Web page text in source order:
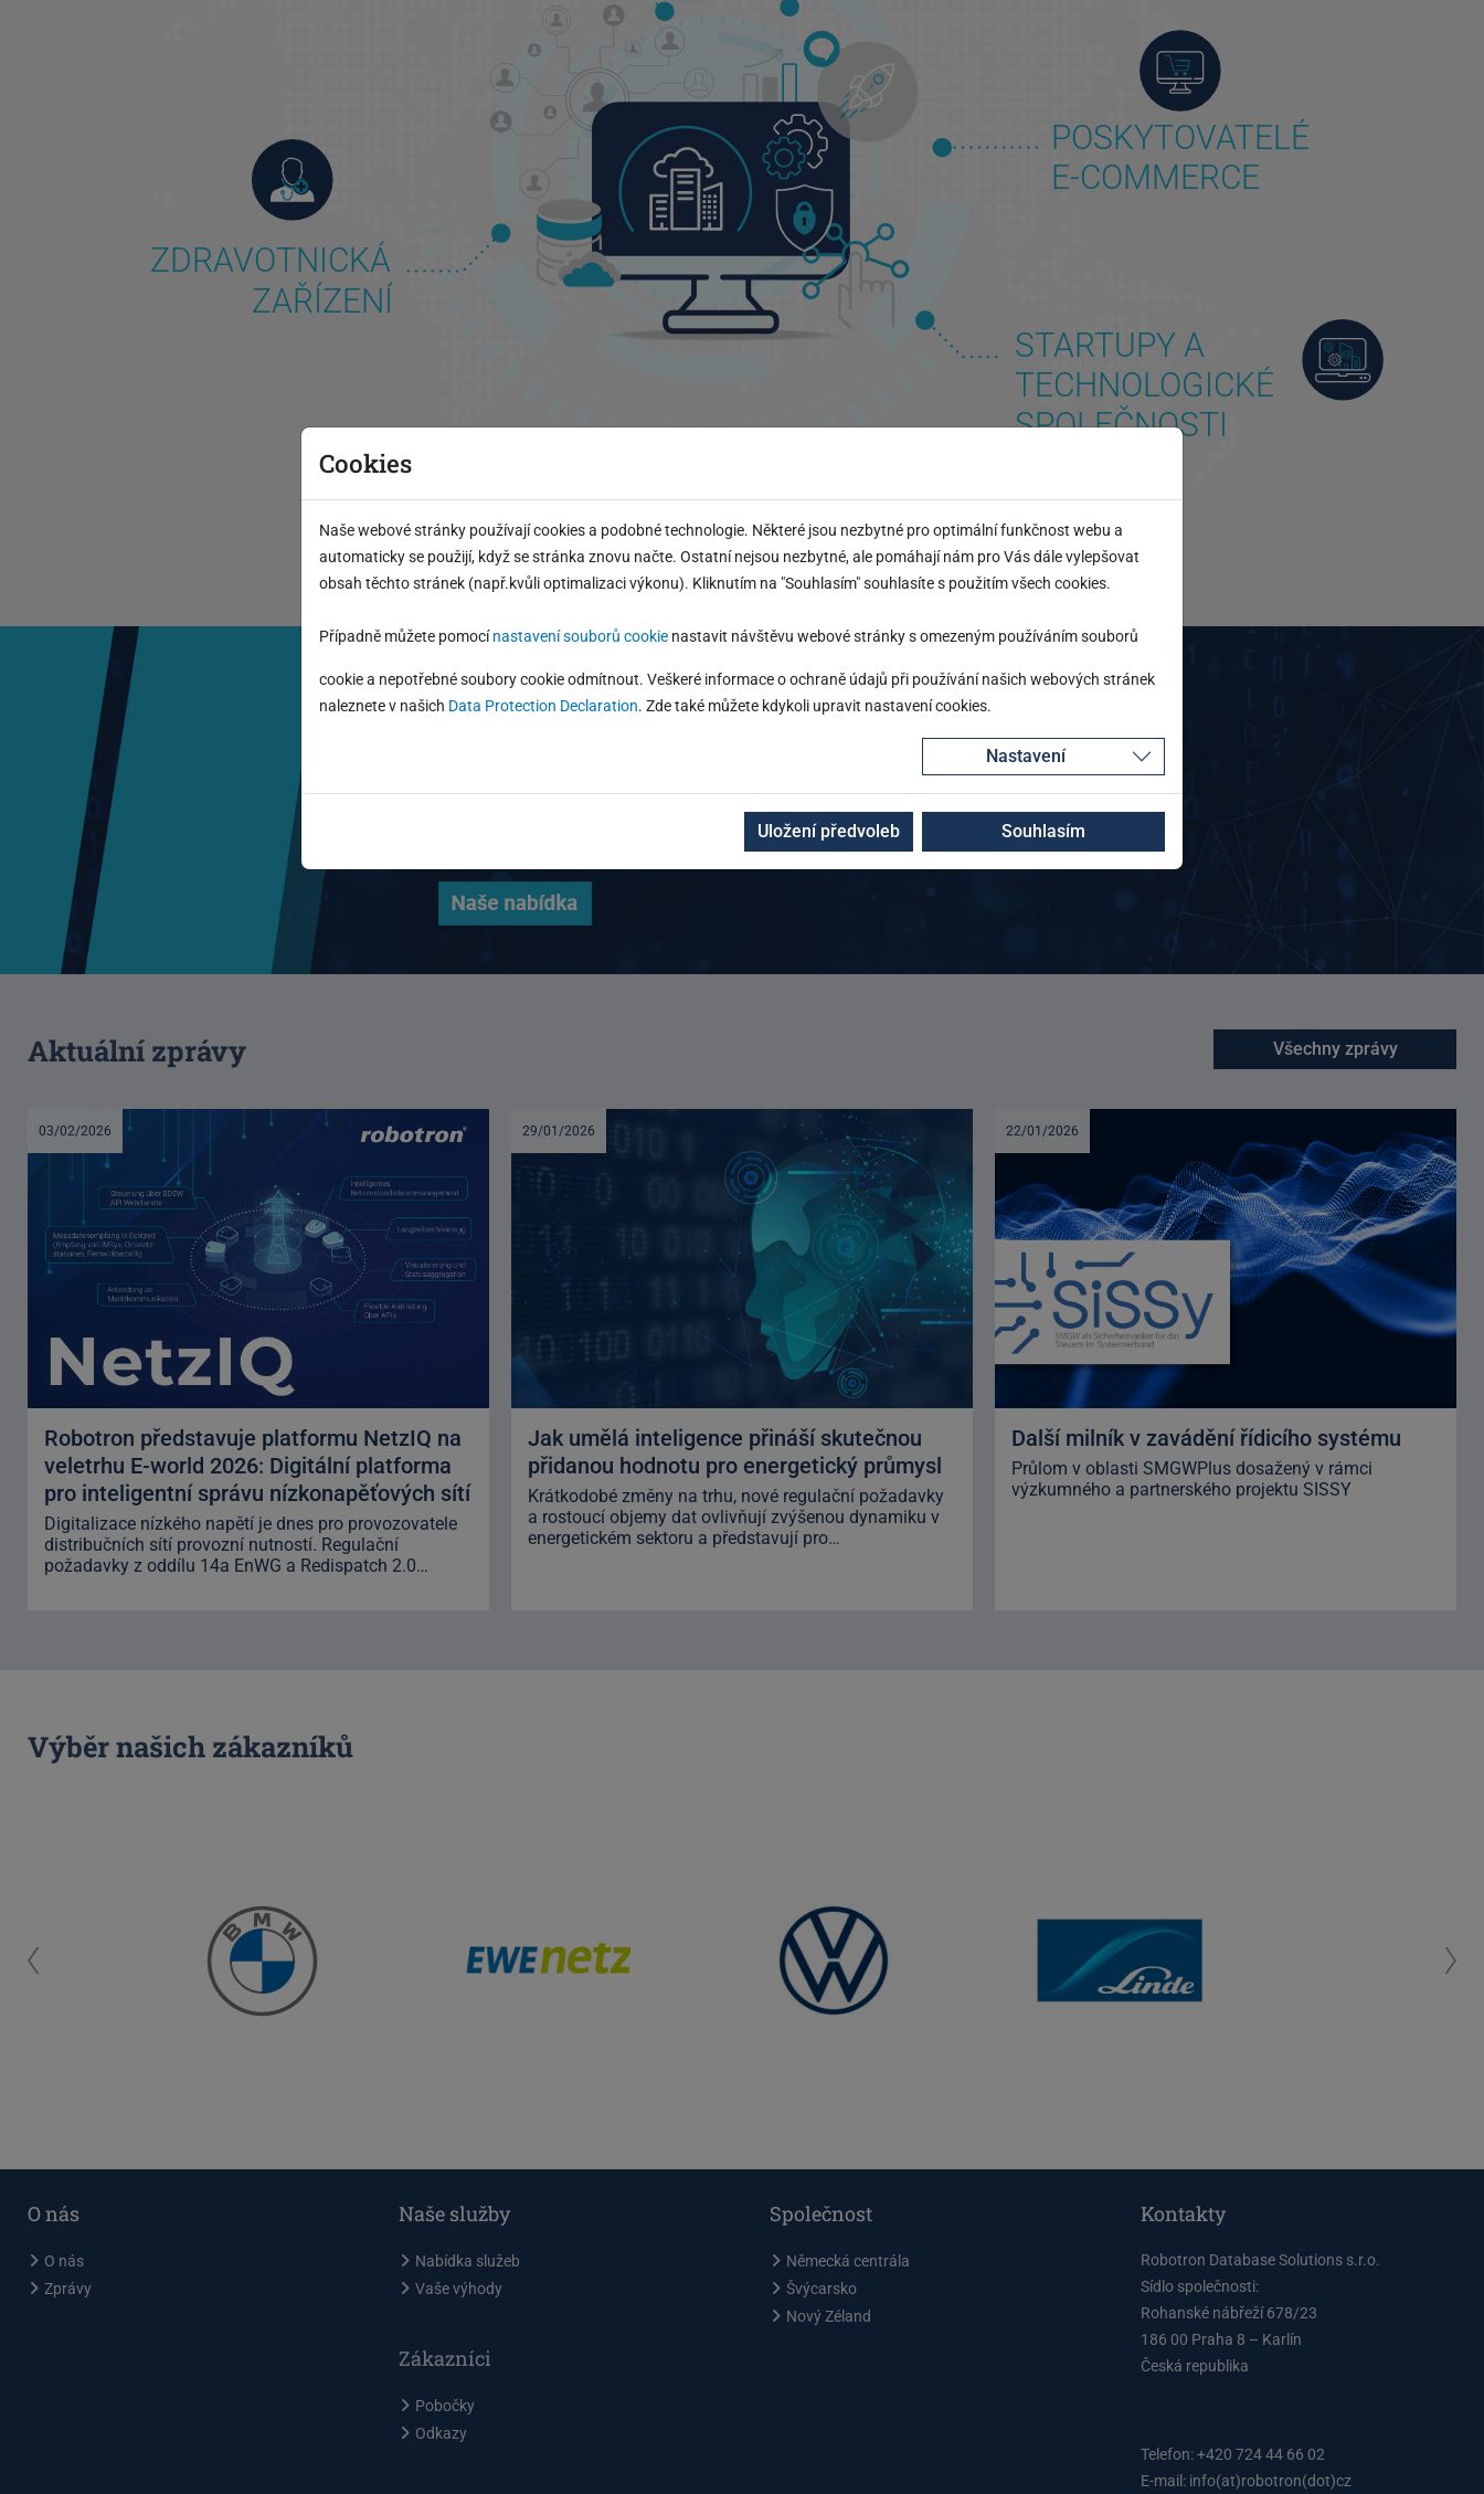
STARTUPY A
TECHNOLOGICKÉ
SPOLEČNOSTI
POSKYTOVATELÉ
E-COMMERCE
ZDRAVOTNICKÁ
ZAŘÍZENÍ
Aktuální zprávy Všechny zprávy
Robotron představuje platformu NetzIQ na
veletrhu E-world 2026: Digitální platforma
pro inteligentní správu nízkonapěťových sítí
Digitalizace nízkého napětí je dnes pro provozovatele
distribučních sítí provozní nutností. Regulační
požadavky z oddílu 14a EnWG a Redispatch 2.0…
03/02/2026
Jak umělá inteligence přináší skutečnou
přidanou hodnotu pro energetický průmysl
Krátkodobé změny na trhu, nové regulační požadavky
a rostoucí objemy dat ovlivňují zvýšenou dynamiku v
energetickém sektoru a představují pro…
29/01/2026
Další milník v zavádění řídicího systému
Průlom v oblasti SMGWPlus dosažený v rámci
výzkumného a partnerského projektu SISSY
22/01/2026
Výběr našich zákazníků
O nás
O nás
Zprávy
Naše služby
Nabídka služeb
Vaše výhody
Zákazníci
Pobočky
Odkazy
Společnost
Německá centrála
Švýcarsko
Nový Zéland
Kontakty
Robotron Database Solutions s.r.o.
Sídlo společnosti:
Rohanské nábřeží 678/23
186 00 Praha 8 – Karlín
Česká republika
Telefon: +420 724 44 66 02
E-mail: info(at)robotron(dot)cz
Cookies
Naše webové stránky používají cookies a podobné technologie. Některé jsou nezbytné pro optimální funkčnost webu a
automaticky se použijí, když se stránka znovu načte. Ostatní nejsou nezbytné, ale pomáhají nám pro Vás dále vylepšovat
obsah těchto stránek (např.kvůli optimalizaci výkonu). Kliknutím na "Souhlasím" souhlasíte s použitím všech cookies.
Případně můžete pomocínastavení souborů cookie nastavit návštěvu webové stránky s omezeným používáním souborů
cookie a nepotřebné soubory cookie odmítnout. Veškeré informace o ochraně údajů při používání našich webových stránek
naleznete v našich Data Protection Declaration. Zde také můžete kdykoli upravit nastavení cookies.
Nastavení
Uložení předvoleb Souhlasím